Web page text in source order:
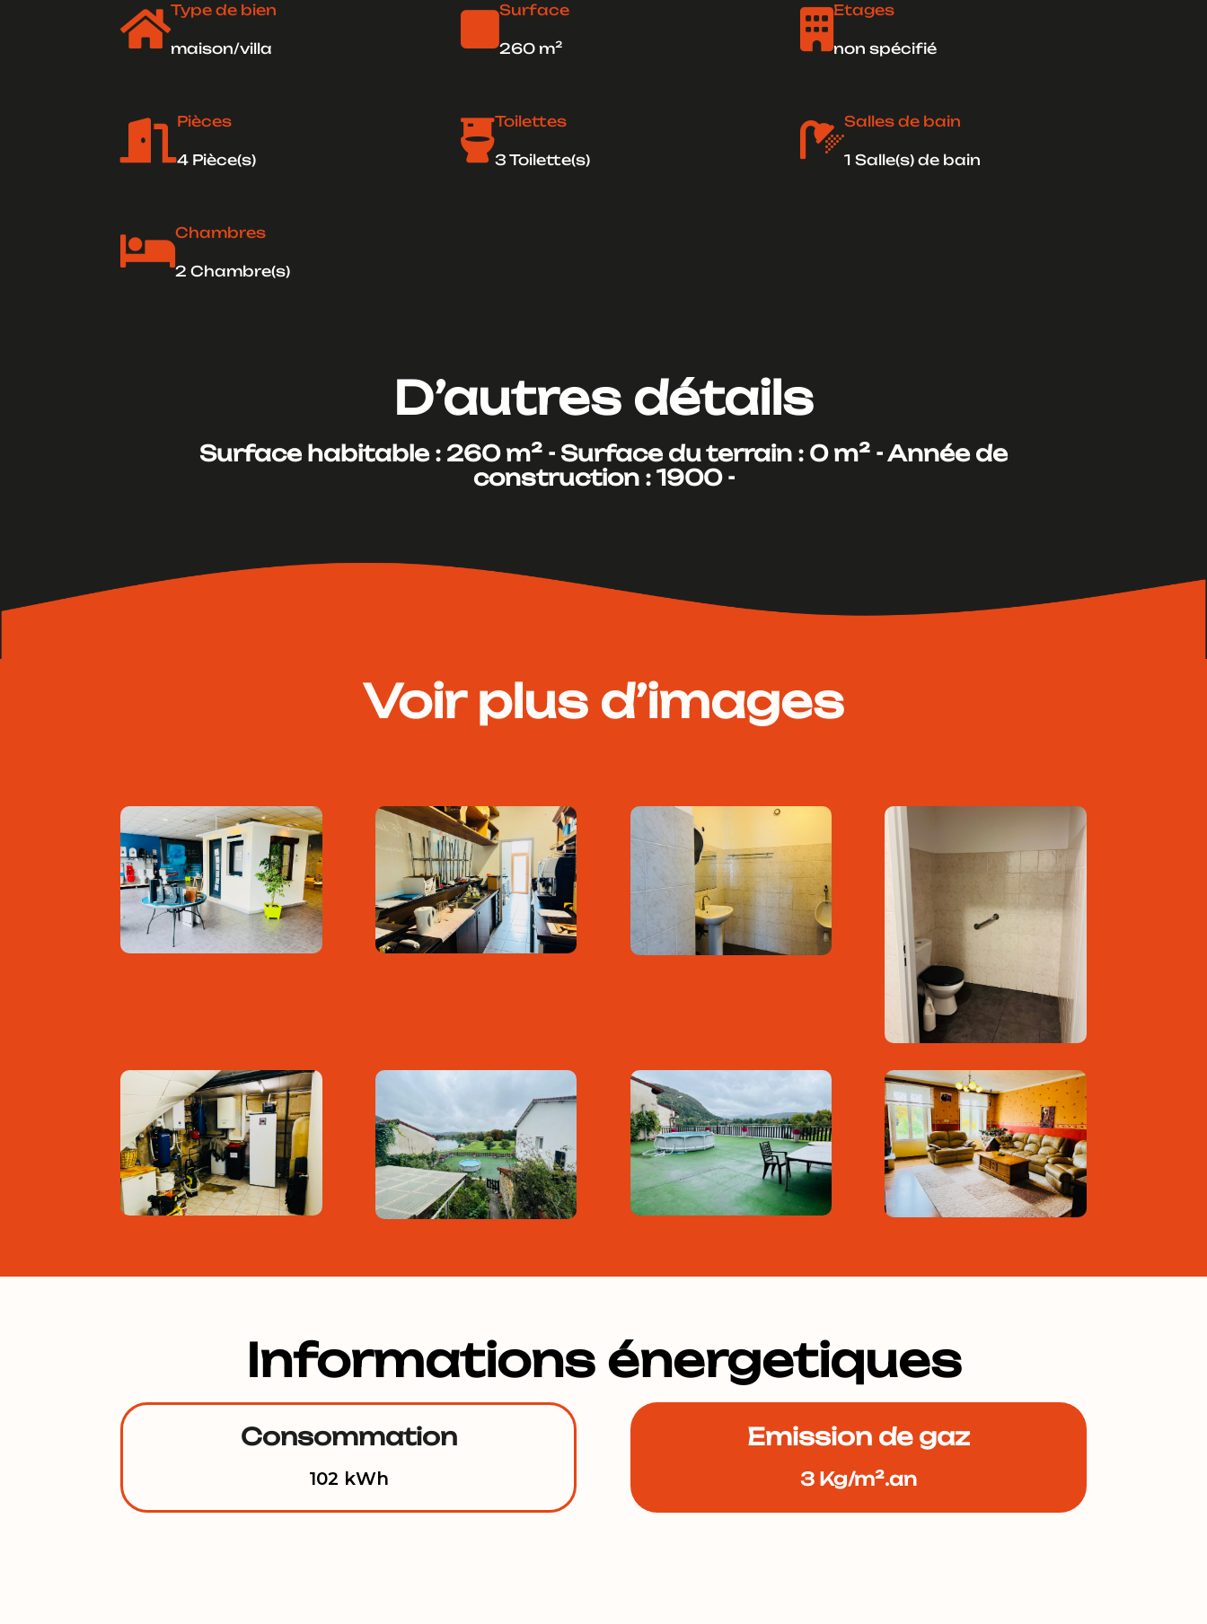
Type de bien
maison/villa Surface
260 m²  Etages
non spécifié
 Pièces
4 Pièce(s) Toilettes
3 Toilette(s) Salles de bain
1 Salle(s) de bain
Chambres
2 Chambre(s)
D’autres détails
Surface habitable : 260 m² - Surface du terrain : 0 m² -Année de
construction : 1900 -
Voir plus d’images
Informations énergetiques
Consommation
102 kWh
Emission de gaz
3 Kg/m².an